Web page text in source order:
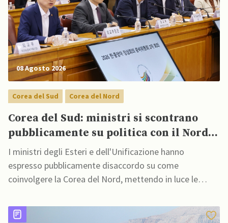
08 Agosto 2026
Corea del Sud Corea del Nord
Corea del Sud: ministri si scontrano
pubblicamente su politica con il Nord,
mentre Lee spinge per dialogo
I ministri degli Esteri e dell'Unificazione hanno
espresso pubblicamente disaccordo su come
coinvolgere la Corea del Nord, mettendo in luce le